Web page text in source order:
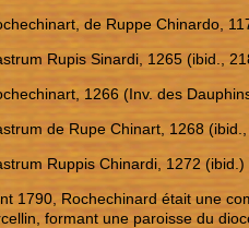
de Ruppe Chinardo,
Rupis Sinardi, 1265 (ibid.,
1266 (Inv. des
de Rupe Chinart, 1268
Ruppis Chinardi, 1272
1790, Rochechinard était une
formant une paroisse du